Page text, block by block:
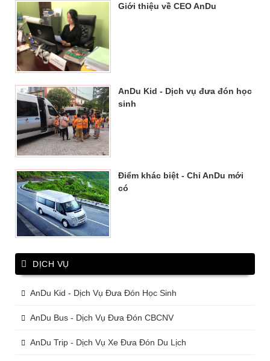
Giới thiệu về CEO AnDu
AnDu Kid - Dịch vụ đưa đón học
sinh
Điểm khác biệt - Chỉ AnDu mới
có
DỊCH VỤ
AnDu Kid - Dịch Vụ Đưa Đón Học Sinh
AnDu Bus - Dịch Vụ Đưa Đón CBCNV
AnDu Trip - Dịch Vụ Xe Đưa Đón Du Lịch